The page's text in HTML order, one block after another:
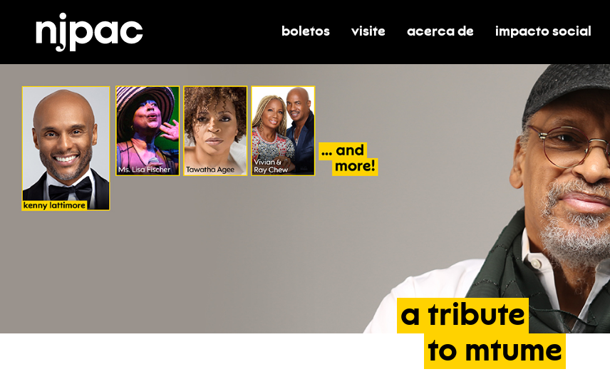
alternar submenú de boletos
boletos alternar submenú de visite
visite alternar submenú de acerca de
acerca de activar/
impacto social
a tribute
to mtume